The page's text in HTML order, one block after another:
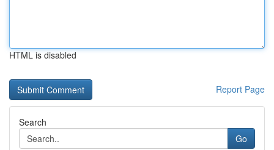
HTML is disabled
Report Page
Search
Go